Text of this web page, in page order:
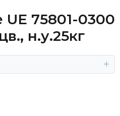
75801-0300
н.у.25кг